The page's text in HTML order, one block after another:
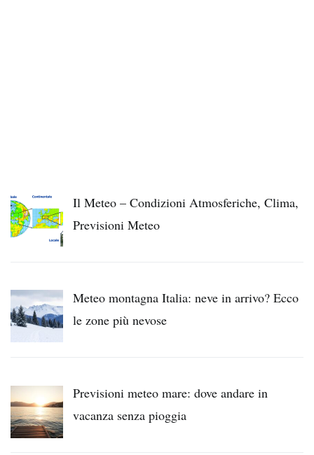
Il Meteo – Condizioni Atmosferiche, Clima,
Previsioni Meteo
Meteo montagna Italia: neve in arrivo? Ecco
le zone più nevose
Previsioni meteo mare: dove andare in
vacanza senza pioggia